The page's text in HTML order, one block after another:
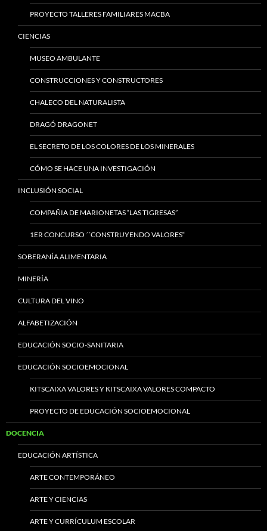
PROYECTO TALLERES FAMILIARES MACBA
CIENCIAS
MUSEO AMBULANTE
CONSTRUCCIONES Y CONSTRUCTORES
CHALECO DEL NATURALISTA
DRAGÓ DRAGONET
EL SECRETO DE LOS COLORES DE LOS MINERALES
CÓMO SE HACE UNA INVESTIGACIÓN
INCLUSIÓN SOCIAL
COMPAÑIA DE MARIONETAS “LAS TIGRESAS”
1ER CONCURSO ´´CONSTRUYENDO VALORES“
SOBERANÍA ALIMENTARIA
MINERÍA
CULTURA DEL VINO
ALFABETIZACIÓN
EDUCACIÓN SOCIO-SANITARIA
EDUCACIÓN SOCIOEMOCIONAL
KITSCAIXA VALORES Y KITSCAIXA VALORES COMPACTO
PROYECTO DE EDUCACIÓN SOCIOEMOCIONAL
DOCENCIA
EDUCACIÓN ARTÍSTICA
ARTE CONTEMPORÁNEO
ARTE Y CIENCIAS
ARTE Y CURRÍCULUM ESCOLAR